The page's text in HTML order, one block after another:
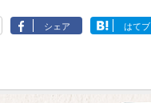
シェア はてブ